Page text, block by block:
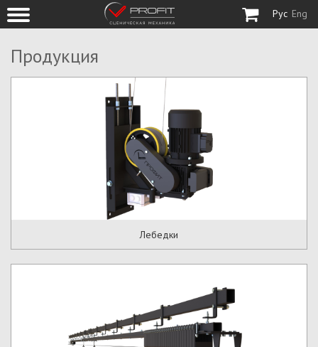
Рус Eng
Продукция
Лебедки